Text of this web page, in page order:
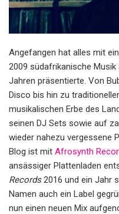
Angefangen hat alles mit
2009 südafrikanische
Jahren präsentierte. Von
Disco bis hin zu
musikalischen Erbe des
seinen DJ Sets sowie auf
wieder nahezu vergessene
Blog ist mit Afrosynth
ansässiger Plattenladen
Records2016 und ein Jahr
Namen auch ein Label
nun einen neuen Mix